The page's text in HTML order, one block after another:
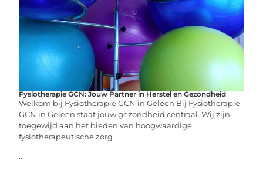
Fysiotherapie GCN: Jouw Partner in Herstel en Gezondheid
Welkom bij Fysiotherapie GCN in Geleen Bij Fysiotherapie
GCN in Geleen staat jouw gezondheid centraal. Wij zijn
toegewijd aan het bieden van hoogwaardige
fysiotherapeutische zorg
...